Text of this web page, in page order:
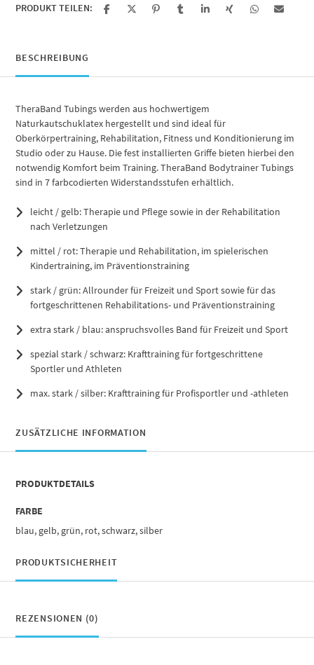
PRODUKT TEILEN:
BESCHREIBUNG
TheraBand Tubings werden aus hochwertigem
Naturkautschuklatex hergestellt und sind ideal für
Oberkörpertraining, Rehabilitation, Fitness und Konditionierung im
Studio oder zu Hause. Die fest installierten Griffe bieten hierbei den
notwendig Komfort beim Training. TheraBand Bodytrainer Tubings
sind in 7 farbcodierten Widerstandsstufen erhältlich.
leicht / gelb: Therapie und Pflege sowie in der Rehabilitation
nach Verletzungen
mittel / rot: Therapie und Rehabilitation, im spielerischen
Kindertraining, im Präventionstraining
stark / grün: Allrounder für Freizeit und Sport sowie für das
fortgeschrittenen Rehabilitations- und Präventionstraining
extra stark / blau: anspruchsvolles Band für Freizeit und Sport
spezial stark / schwarz: Krafttraining für fortgeschrittene
Sportler und Athleten
max. stark / silber: Krafttraining für Profisportler und -athleten
ZUSÄTZLICHE INFORMATION
PRODUKTDETAILS
FARBE
blau, gelb, grün, rot, schwarz, silber
PRODUKTSICHERHEIT
REZENSIONEN (0)